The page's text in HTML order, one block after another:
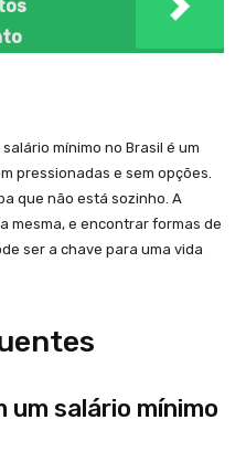
mínimo no Brasil é um
pressionadas e sem opções.
que não está sozinho. A
mesma, e encontrar formas de
ser a chave para uma vida
um salário mínimo